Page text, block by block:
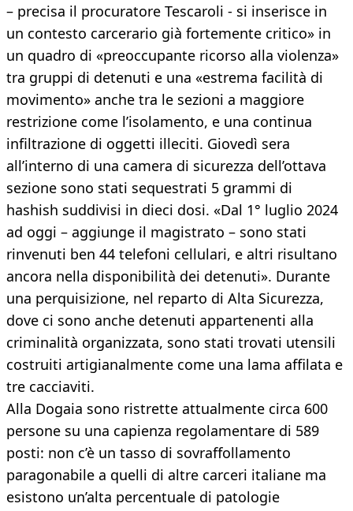
– precisa il procuratore Tescaroli - si inserisce in
un contesto carcerario già fortemente critico» in
un quadro di «preoccupante ricorso alla violenza»
tra gruppi di detenuti e una «estrema facilità di
movimento» anche tra le sezioni a maggiore
restrizione come l’isolamento, e una continua
infiltrazione di oggetti illeciti. Giovedì sera
all’interno di una camera di sicurezza dell’ottava
sezione sono stati sequestrati 5 grammi di
hashish suddivisi in dieci dosi. «Dal 1° luglio 2024
ad oggi – aggiunge il magistrato – sono stati
rinvenuti ben 44 telefoni cellulari, e altri risultano
ancora nella disponibilità dei detenuti». Durante
una perquisizione, nel reparto di Alta Sicurezza,
dove ci sono anche detenuti appartenenti alla
criminalità organizzata, sono stati trovati utensili
costruiti artigianalmente come una lama affilata e
tre cacciaviti.
Alla Dogaia sono ristrette attualmente circa 600
persone su una capienza regolamentare di 589
posti: non c’è un tasso di sovraffollamento
paragonabile a quelli di altre carceri italiane ma
esistono un’alta percentuale di patologie